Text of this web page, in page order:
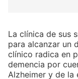
La clínica de sus
para alcanzar un
clínico radica en
demencia por
Alzheimer y de la